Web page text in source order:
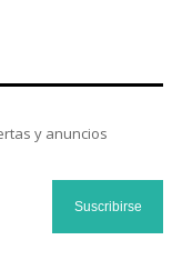
y anuncios
Suscribirse